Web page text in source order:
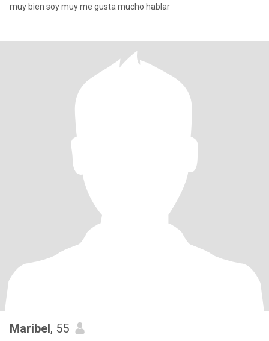
muy bien soy muy me gusta mucho hablar
Maribel, 55